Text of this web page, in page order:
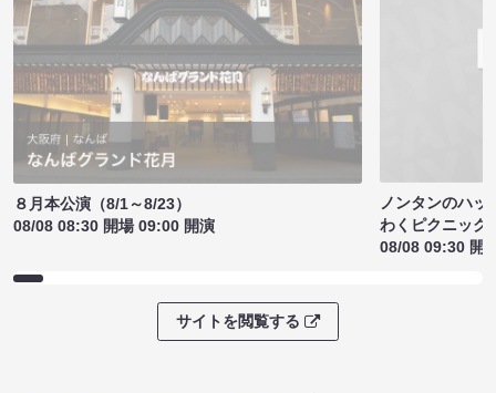
８月本公演（8/1～8/23）
08/08 08:30 開場 09:00 開演
ノンタンのハッ
わくピクニック
08/08 09:30 開
サイトを閲覧する